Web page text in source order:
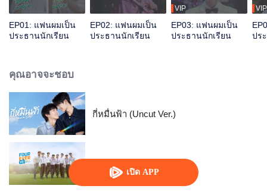
เปิด APP
EP01: แฟนผมเป็น
ประธานนักเรียน
EP02: แฟนผมเป็น
ประธานนักเรียน
VIP
EP03: แฟนผมเป็น
ประธานนักเรียน
VIP
ปร
คุณอาจจะชอบ
กี่หมื่นฟ้า (Uncut Ver.)